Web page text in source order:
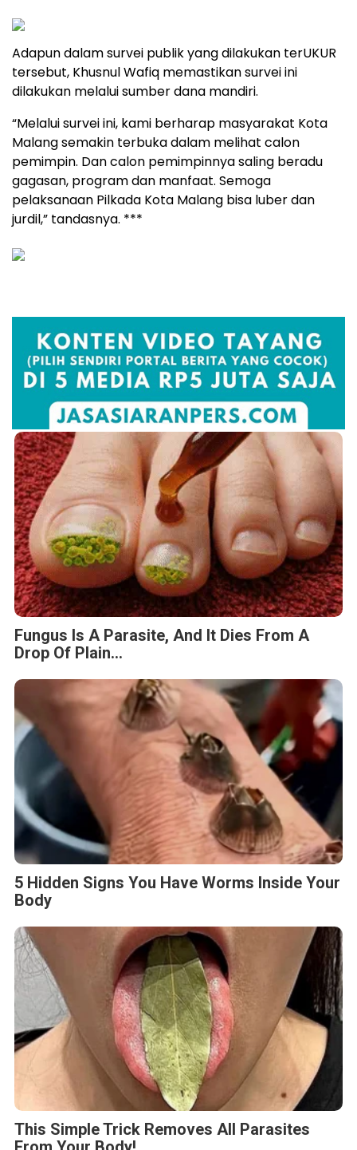
Adapun dalam survei publik yang dilakukan terUKUR
tersebut, Khusnul Wafiq memastikan survei ini
dilakukan melalui sumber dana mandiri.
“Melalui survei ini, kami berharap masyarakat Kota
Malang semakin terbuka dalam melihat calon
pemimpin. Dan calon pemimpinnya saling beradu
gagasan, program dan manfaat. Semoga
pelaksanaan Pilkada Kota Malang bisa luber dan
jurdil,” tandasnya. ***
Fungus Is A Parasite, And It Dies From A
Drop Of Plain...
5 Hidden Signs You Have Worms Inside Your
Body
This Simple Trick Removes All Parasites